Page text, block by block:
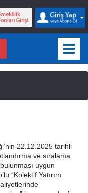
22.12.2025 tarihli
ve sıralama
uygun
“Kolektif Yatırım